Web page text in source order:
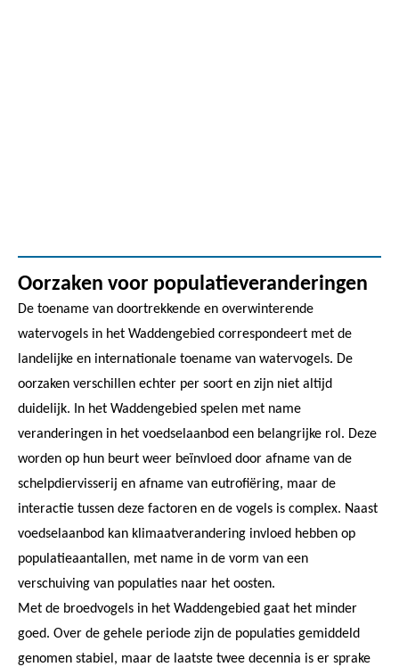
Oorzaken voor populatieveranderingen
De toename van doortrekkende en overwinterende
watervogels in het Waddengebied correspondeert met de
landelijke en internationale toename van watervogels. De
oorzaken verschillen echter per soort en zijn niet altijd
duidelijk. In het Waddengebied spelen met name
veranderingen in het voedselaanbod een belangrijke rol. Deze
worden op hun beurt weer beïnvloed door afname van de
schelpdiervisserij en afname van eutrofiëring, maar de
interactie tussen deze factoren en de vogels is complex. Naast
voedselaanbod kan klimaatverandering invloed hebben op
populatieaantallen, met name in de vorm van een
verschuiving van populaties naar het oosten.
Met de broedvogels in het Waddengebied gaat het minder
goed. Over de gehele periode zijn de populaties gemiddeld
genomen stabiel, maar de laatste twee decennia is er sprake